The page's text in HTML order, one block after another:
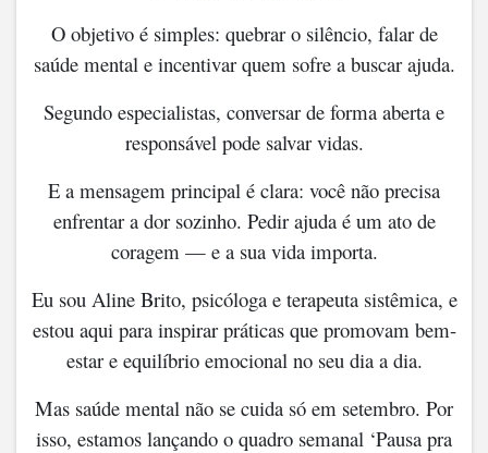
O objetivo é simples: quebrar o silêncio, falar de
saúde mental e incentivar quem sofre a buscar ajuda.
Segundo especialistas, conversar de forma aberta e
responsável pode salvar vidas.
E a mensagem principal é clara: você não precisa
enfrentar a dor sozinho. Pedir ajuda é um ato de
coragem — e a sua vida importa.
Eu sou Aline Brito, psicóloga e terapeuta sistêmica, e
estou aqui para inspirar práticas que promovam bem-
estar e equilíbrio emocional no seu dia a dia.
Mas saúde mental não se cuida só em setembro. Por
isso, estamos lançando o quadro semanal ‘Pausa pra